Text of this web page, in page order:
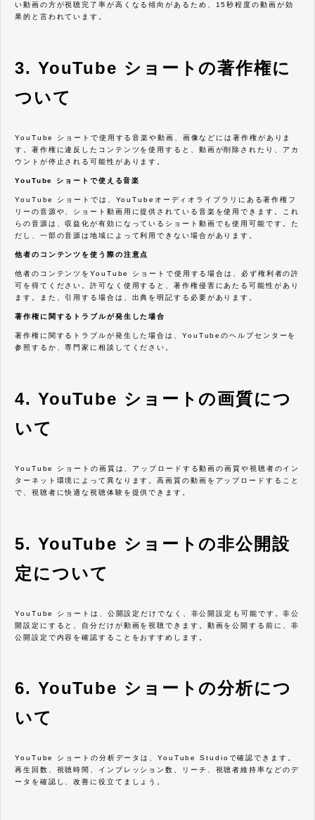
い動画の方が視聴完了率が高くなる傾向があるため、15秒程度の動画が効
果的と言われています。
3. YouTube ショートの著作権に
ついて
YouTube ショートで使用する音楽や動画、画像などには著作権がありま
す。著作権に違反したコンテンツを使用すると、動画が削除されたり、アカ
ウントが停止される可能性があります。
YouTube ショートで使える音楽
YouTube ショートでは、YouTubeオーディオライブラリにある著作権フ
リーの音源や、ショート動画用に提供されている音楽を使用できます。これ
らの音源は、収益化が有効になっているショート動画でも使用可能です。た
だし、一部の音源は地域によって利用できない場合があります。
他者のコンテンツを使う際の注意点
他者のコンテンツをYouTube ショートで使用する場合は、必ず権利者の許
可を得てください。許可なく使用すると、著作権侵害にあたる可能性があり
ます。また、引用する場合は、出典を明記する必要があります。
著作権に関するトラブルが発生した場合
著作権に関するトラブルが発生した場合は、YouTubeのヘルプセンターを
参照するか、専門家に相談してください。
4. YouTube ショートの画質につ
いて
YouTube ショートの画質は、アップロードする動画の画質や視聴者のイン
ターネット環境によって異なります。高画質の動画をアップロードすること
で、視聴者に快適な視聴体験を提供できます。
5. YouTube ショートの非公開設
定について
YouTube ショートは、公開設定だけでなく、非公開設定も可能です。非公
開設定にすると、自分だけが動画を視聴できます。動画を公開する前に、非
公開設定で内容を確認することをおすすめします。
6. YouTube ショートの分析につ
いて
YouTube ショートの分析データは、YouTube Studioで確認できます。
再生回数、視聴時間、インプレッション数、リーチ、視聴者維持率などのデ
ータを確認し、改善に役立てましょう。